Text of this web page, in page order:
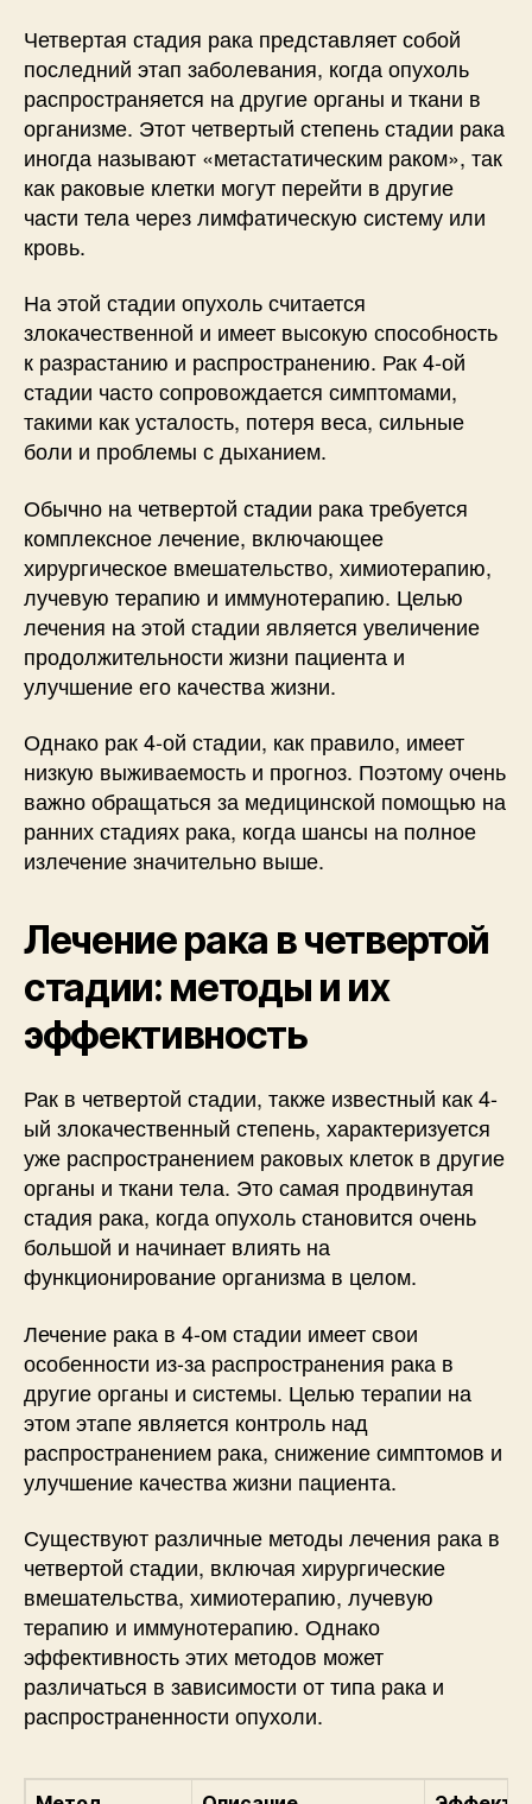
Четвертая стадия рака представляет собой
последний этап заболевания, когда опухоль
распространяется на другие органы и ткани в
организме. Этот четвертый степень стадии рака
иногда называют «метастатическим раком», так
как раковые клетки могут перейти в другие
части тела через лимфатическую систему или
кровь.
На этой стадии опухоль считается
злокачественной и имеет высокую способность
к разрастанию и распространению. Рак 4-ой
стадии часто сопровождается симптомами,
такими как усталость, потеря веса, сильные
боли и проблемы с дыханием.
Обычно на четвертой стадии рака требуется
комплексное лечение, включающее
хирургическое вмешательство, химиотерапию,
лучевую терапию и иммунотерапию. Целью
лечения на этой стадии является увеличение
продолжительности жизни пациента и
улучшение его качества жизни.
Однако рак 4-ой стадии, как правило, имеет
низкую выживаемость и прогноз. Поэтому очень
важно обращаться за медицинской помощью на
ранних стадиях рака, когда шансы на полное
излечение значительно выше.
Лечение рака в четвертой
стадии: методы и их
эффективность
Рак в четвертой стадии, также известный как 4-
ый злокачественный степень, характеризуется
уже распространением раковых клеток в другие
органы и ткани тела. Это самая продвинутая
стадия рака, когда опухоль становится очень
большой и начинает влиять на
функционирование организма в целом.
Лечение рака в 4-ом стадии имеет свои
особенности из-за распространения рака в
другие органы и системы. Целью терапии на
этом этапе является контроль над
распространением рака, снижение симптомов и
улучшение качества жизни пациента.
Существуют различные методы лечения рака в
четвертой стадии, включая хирургические
вмешательства, химиотерапию, лучевую
терапию и иммунотерапию. Однако
эффективность этих методов может
различаться в зависимости от типа рака и
распространенности опухоли.